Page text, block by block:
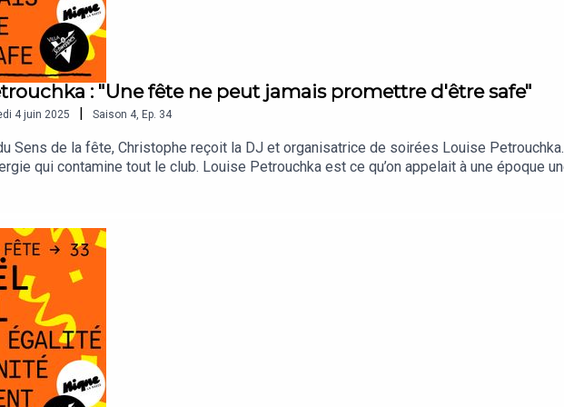
: "Une fête ne peut jamais promettre d'être safe"
4 juin 2025 | Saison 4, Ep. 34
Sens de la fête, Christophe reçoit la DJ et organisatrice de soirées Louise
qui contamine tout le club. Louise Petrouchka est ce qu’on appelait à une époque
de contenu, vlogeuse, DJ, organisatrice de soirée et activiste d’une nuit plus inclusive.
ou underground, de la funk carioca ou du RnB 2000… La promesse est simple :
podcast des cultures de la teufUne émission de Christophe Payet pour Sonique, en